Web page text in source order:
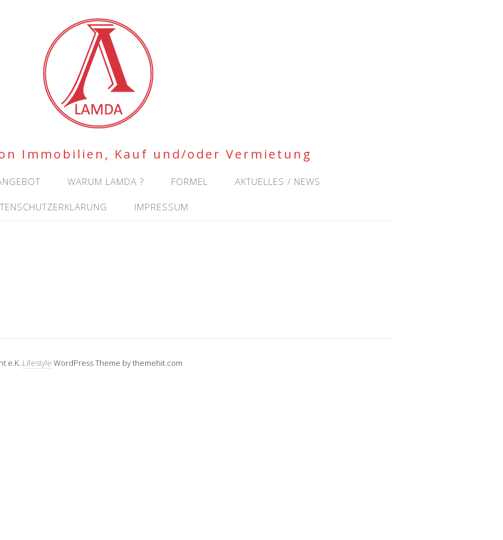
Immobilien, Kauf und/oder Vermietung
WARUM LAMDA ? FORMEL AKTUELLES / NEWS
IMPRESSUM
e.K..Lifestyle WordPress Theme by themehit.com